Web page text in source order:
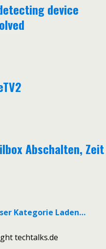
device
Abschalten, Zeit
Kategorie Laden…
techtalks.de